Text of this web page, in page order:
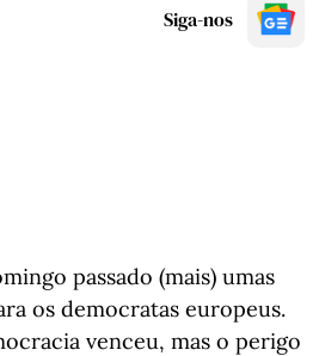
Siga-nos
passado (mais) umas
os democratas europeus.
venceu, mas o perigo